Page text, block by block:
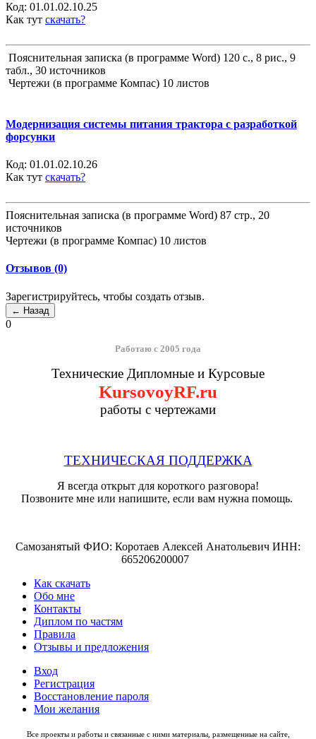
Код: 01.01.02.10.25
Как тут скачать?
Пояснительная записка (в программе Word) 120 с., 8 рис., 9
табл., 30 источников
Чертежи (в программе Компас) 10 листов
Модернизация системы питания трактора с разработкой
форсунки
Код: 01.01.02.10.26
Как тут скачать?
Пояснительная записка (в программе Word) 87 стр., 20
источников
Чертежи (в программе Компас) 10 листов
Отзывов (0)
Зарегистрируйтесь, чтобы создать отзыв.
0
Работаю с 2005 года
Технические Дипломные и Курсовые
KursovoyRF.ru
работы с чертежами
ТЕХНИЧЕСКАЯ ПОДДЕРЖКА
Я всегда открыт для короткого разговора!
Позвоните мне или напишите, если вам нужна помощь.
Самозанятый ФИО: Коротаев Алексей Анатольевич ИНН:
665206200007
Как скачать
Обо мне
Контакты
Диплом по частям
Правила
Отзывы и предложения
Вход
Регистрация
Восстановление пароля
Мои желания
Все проекты и работы и связанные с ними материалы, размещенные на сайте,